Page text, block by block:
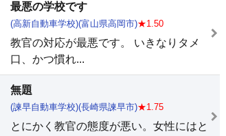
最悪の学校です
(高新自動車学校)(富山県高岡市)★1.50
教官の対応が最悪です。 いきなりタメ
口、かつ慣れ...
無題
(諫早自動車学校)(長崎県諫早市)★1.75
とにかく教官の態度が悪い。女性にはと